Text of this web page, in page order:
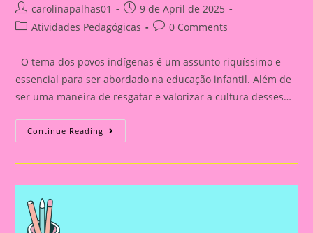
Post
author:
carolinapalhas01
Post
published:
9 de April de 2025
PostAtividades Pedagógicas
Post0 Comments
O tema dos povos indígenas é um assunto riquíssimo e
essencial para ser abordado na educação infantil. Além de
ser uma maneira de resgatar e valorizar a cultura desses…
Continue Reading Atividade
Com
Tema